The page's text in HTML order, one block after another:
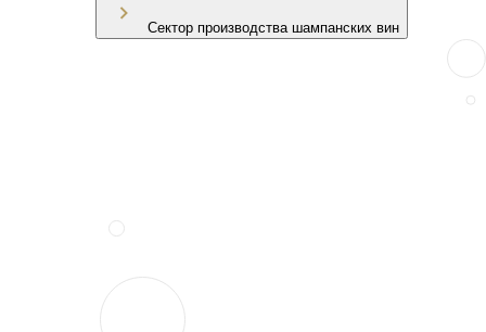
Сектор производства шампанских вин